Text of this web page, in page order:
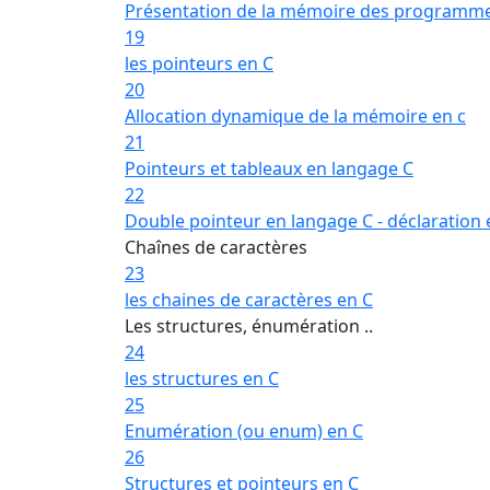
Présentation de la mémoire des
19
les pointeurs en C
20
Allocation dynamique de la mémoire en c
21
Pointeurs et tableaux en langage C
22
Double pointeur en langage C - déclaration
Chaînes de caractères
23
les chaines de caractères en C
Les structures, énumération ..
24
les structures en C
25
Enumération (ou enum) en C
26
Structures et pointeurs en C